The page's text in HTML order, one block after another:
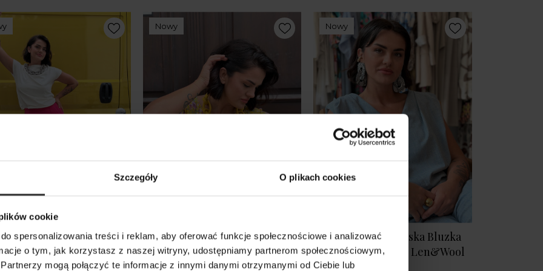
Szczegóły O plikach cookies
cookie
spersonalizowania treści i reklam, aby oferować funkcje społecznościowe i analizować
o tym, jak korzystasz z naszej witryny, udostępniamy partnerom społecznościowym,
mogą połączyć te informacje z innymi danymi otrzymanymi od Ciebie lub
T-shirt Cleo Ecru
zł
Nowy
Bluzka Fleur Flowers
249,00 zł
Nowy
Dwustronna niebieska Bluzka
bez rękawów Blues Len&Wool
Blue